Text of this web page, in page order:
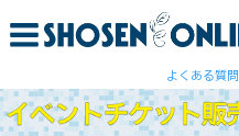
よくある質問